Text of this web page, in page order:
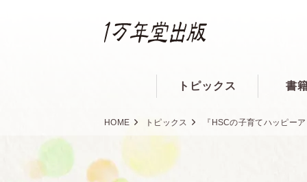
トピックス 書
HOME トピックス 『HSCの子育てハッピー